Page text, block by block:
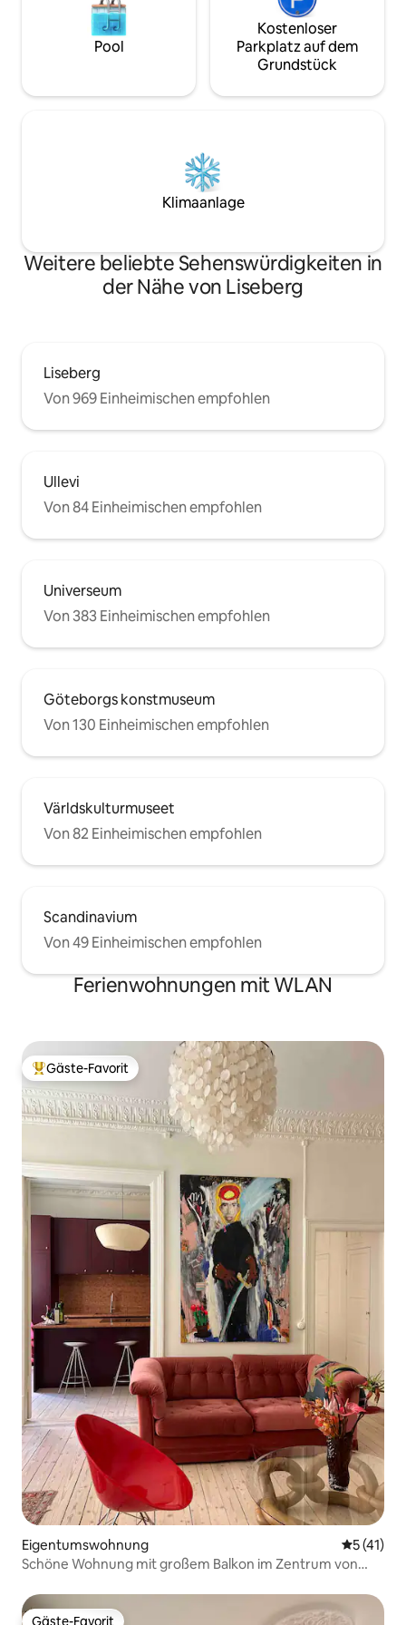
Pool
Kostenloser
Parkplatz auf dem
Grundstück
Klimaanlage
Weitere beliebte Sehenswürdigkeiten in
der Nähe von Liseberg
Liseberg
Von 969 Einheimischen empfohlen
Ullevi
Von 84 Einheimischen empfohlen
Universeum
Von 383 Einheimischen empfohlen
Göteborgs konstmuseum
Von 130 Einheimischen empfohlen
Världskulturmuseet
Von 82 Einheimischen empfohlen
Scandinavium
Von 49 Einheimischen empfohlen
Ferienwohnungen mit WLAN
Beliebter Gäste-Favorit.
Gäste-Favorit
Eigentumswohnung
5 (41)
Schöne Wohnung mit großem Balkon im Zentrum von
Gäste-Favorit